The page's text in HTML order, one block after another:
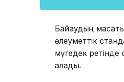
Байқаудың
әлеуметтік
мүгедек ретінде
алады.